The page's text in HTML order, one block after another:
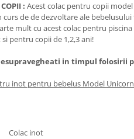
: Acest colac pentru copii
de de dezvoltare ale
mult cu acest colac pentru
pentru copii de 1,2,3 ani!
in timpul folosirii
inot pentru bebelus Model Unicorn
Colac inot